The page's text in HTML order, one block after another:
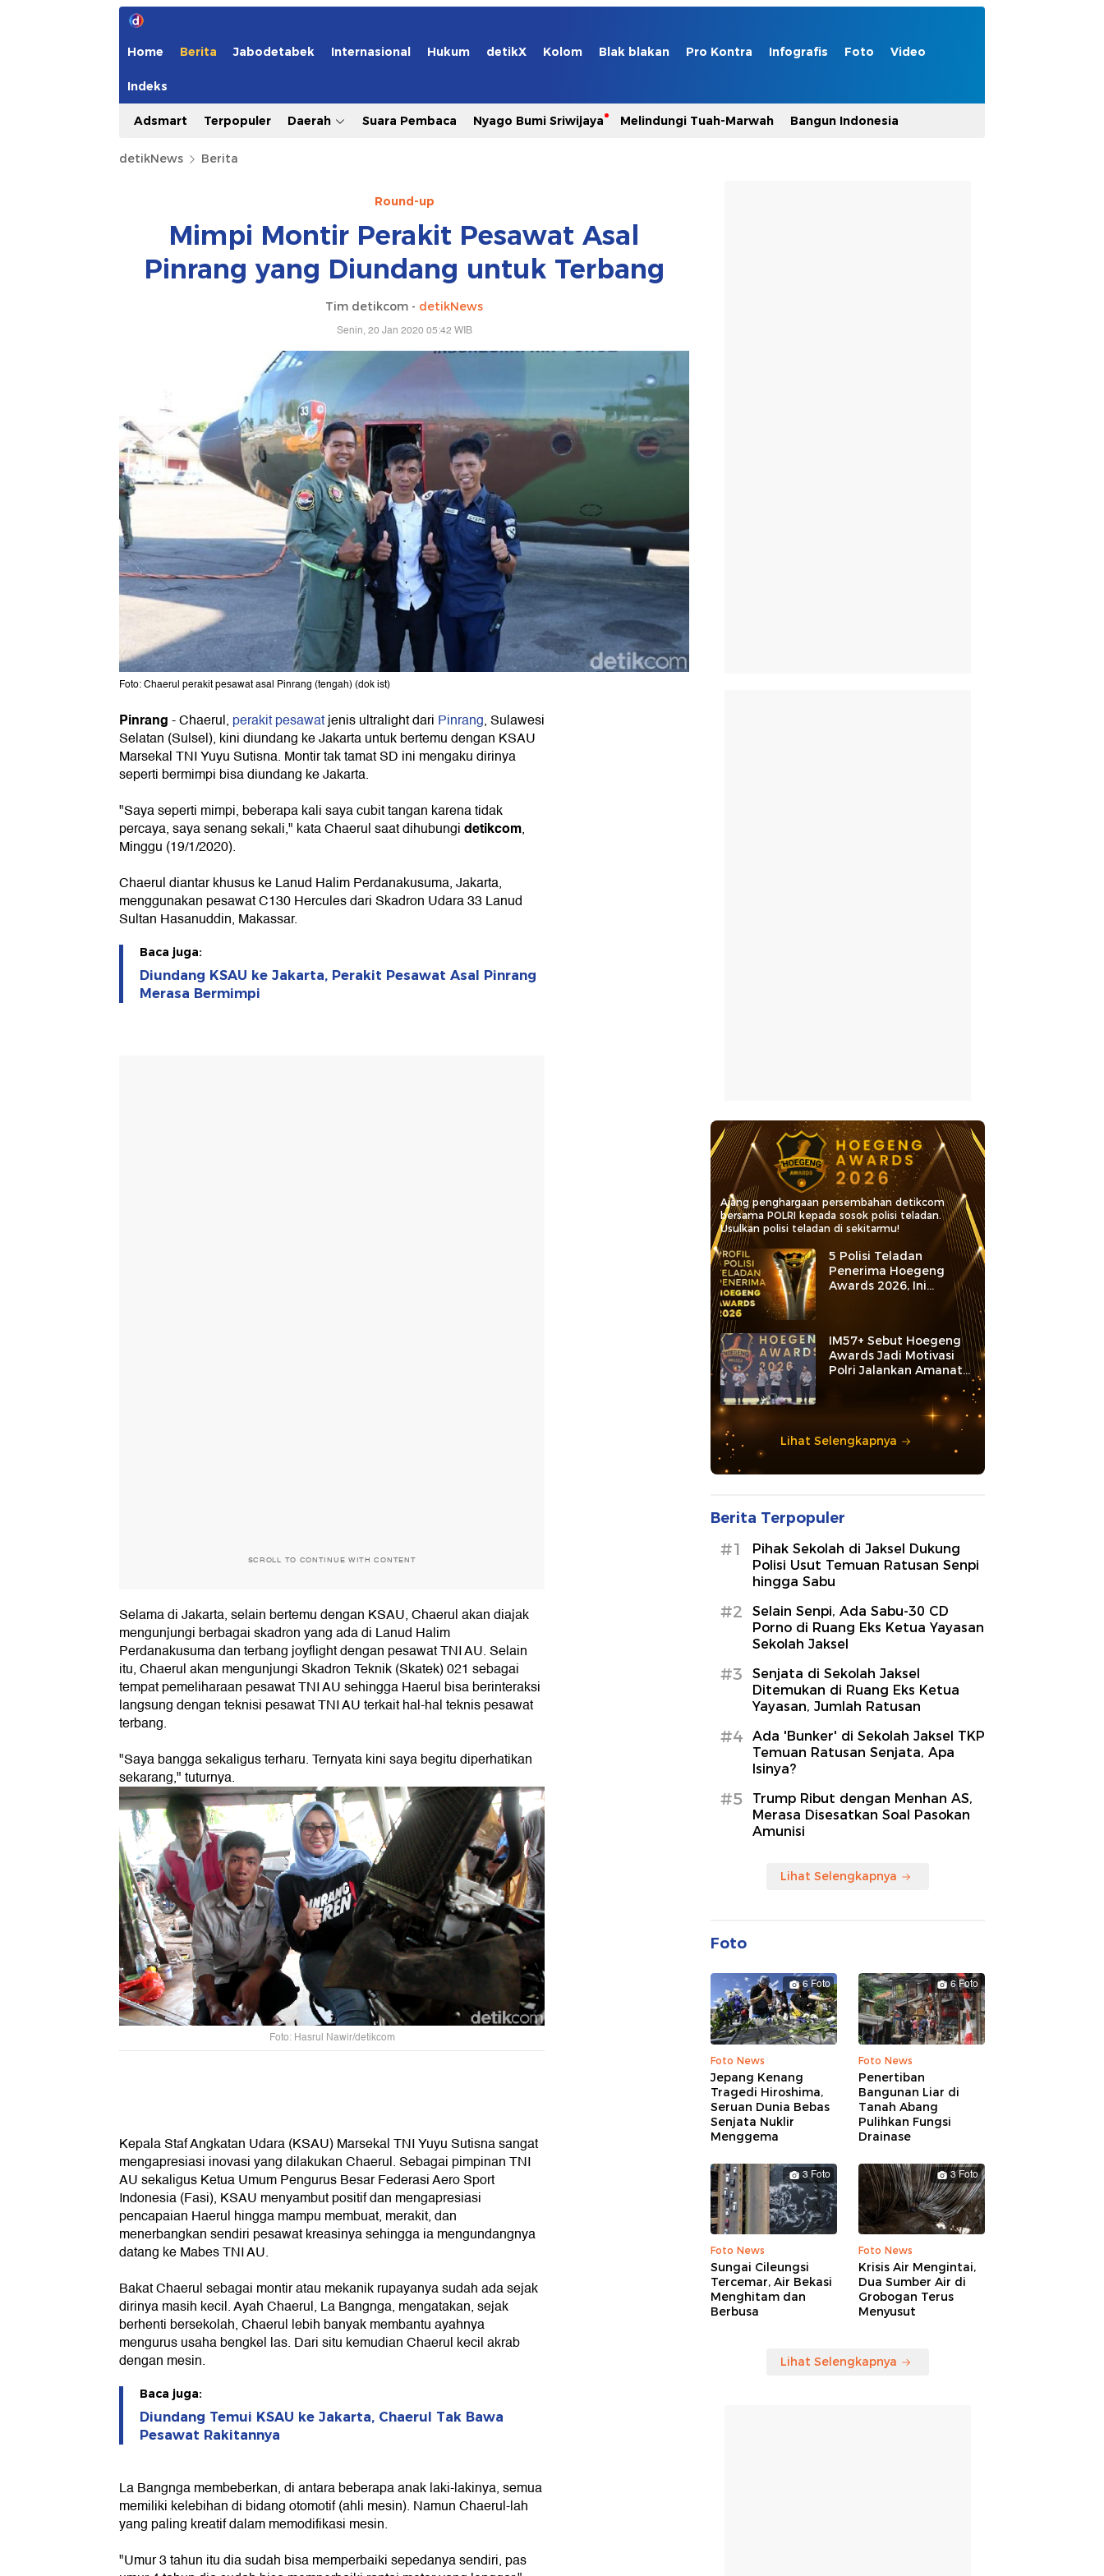
Home Berita Jabodetabek Internasional Hukum detikX Kolom Blak blakan Pro Kontra Infografis Foto Video
Indeks
Adsmart Terpopuler Daerah Suara Pembaca Nyago Bumi Sriwijaya Melindungi Tuah-Marwah Bangun Indonesia
detikNews Berita
Round-up
Mimpi Montir Perakit Pesawat Asal
Pinrang yang Diundang untuk Terbang
Tim detikcom - detikNews
Senin, 20 Jan 2020 05:42 WIB
Foto: Chaerul perakit pesawat asal Pinrang (tengah) (dok ist)
Pinrang- Chaerul, perakit pesawatjenis ultralight dari Pinrang, Sulawesi
Selatan (Sulsel), kini diundang ke Jakarta untuk bertemu dengan KSAU
Marsekal TNI Yuyu Sutisna. Montir tak tamat SD ini mengaku dirinya
seperti bermimpi bisa diundang ke Jakarta.
"Saya seperti mimpi, beberapa kali saya cubit tangan karena tidak
percaya, saya senang sekali," kata Chaerul saat dihubungidetikcom,
Minggu (19/1/2020).
Chaerul diantar khusus ke Lanud Halim Perdanakusuma, Jakarta,
menggunakan pesawat C130 Hercules dari Skadron Udara 33 Lanud
Sultan Hasanuddin, Makassar.
Baca juga:
Diundang KSAU ke Jakarta, Perakit Pesawat Asal Pinrang
Merasa Bermimpi
SCROLL TO CONTINUE WITH CONTENT
Selama di Jakarta, selain bertemu dengan KSAU, Chaerul akan diajak
mengunjungi berbagai skadron yang ada di Lanud Halim
Perdanakusuma dan terbang joyflight dengan pesawat TNI AU. Selain
itu, Chaerul akan mengunjungi Skadron Teknik (Skatek) 021 sebagai
tempat pemeliharaan pesawat TNI AU sehingga Haerul bisa berinteraksi
langsung dengan teknisi pesawat TNI AU terkait hal-hal teknis pesawat
terbang.
"Saya bangga sekaligus terharu. Ternyata kini saya begitu diperhatikan
sekarang," tuturnya.
Foto: Hasrul Nawir/detikcom
Kepala Staf Angkatan Udara (KSAU) Marsekal TNI Yuyu Sutisna sangat
mengapresiasi inovasi yang dilakukan Chaerul. Sebagai pimpinan TNI
AU sekaligus Ketua Umum Pengurus Besar Federasi Aero Sport
Indonesia (Fasi), KSAU menyambut positif dan mengapresiasi
pencapaian Haerul hingga mampu membuat, merakit, dan
menerbangkan sendiri pesawat kreasinya sehingga ia mengundangnya
datang ke Mabes TNI AU.
Bakat Chaerul sebagai montir atau mekanik rupayanya sudah ada sejak
dirinya masih kecil. Ayah Chaerul, La Bangnga, mengatakan, sejak
berhenti bersekolah, Chaerul lebih banyak membantu ayahnya
mengurus usaha bengkel las. Dari situ kemudian Chaerul kecil akrab
dengan mesin.
Baca juga:
Diundang Temui KSAU ke Jakarta, Chaerul Tak Bawa
Pesawat Rakitannya
La Bangnga membeberkan, di antara beberapa anak laki-lakinya, semua
memiliki kelebihan di bidang otomotif (ahli mesin). Namun Chaerul-lah
yang paling kreatif dalam memodifikasi mesin.
"Umur 3 tahun itu dia sudah bisa memperbaiki sepedanya sendiri, pas
Ajang penghargaan persembahan detikcom
bersama POLRI kepada sosok polisi teladan.
Usulkan polisi teladan di sekitarmu!
5 Polisi Teladan
Penerima Hoegeng
Awards 2026, Ini
Kategori dan Kiprahnya
IM57+ Sebut Hoegeng
Awards Jadi Motivasi
Polri Jalankan Amanat
Lihat Selengkapnya
Berita Terpopuler
#1
Pihak Sekolah di Jaksel Dukung
Polisi Usut Temuan Ratusan Senpi
hingga Sabu
#2
Selain Senpi, Ada Sabu-30 CD
Porno di Ruang Eks Ketua Yayasan
Sekolah Jaksel
#3
Senjata di Sekolah Jaksel
Ditemukan di Ruang Eks Ketua
Yayasan, Jumlah Ratusan
#4
Ada 'Bunker' di Sekolah Jaksel TKP
Temuan Ratusan Senjata, Apa
Isinya?
#5
Trump Ribut dengan Menhan AS,
Merasa Disesatkan Soal Pasokan
Amunisi
Lihat Selengkapnya
Foto
6 Foto
Foto News
Jepang Kenang
Tragedi Hiroshima,
Seruan Dunia Bebas
Senjata Nuklir
Menggema
6 Foto
Foto News
Penertiban
Bangunan Liar di
Tanah Abang
Pulihkan Fungsi
Drainase
3 Foto
Foto News
Sungai Cileungsi
Tercemar, Air Bekasi
Menghitam dan
Berbusa
3 Foto
Foto News
Krisis Air Mengintai,
Dua Sumber Air di
Grobogan Terus
Menyusut
Lihat Selengkapnya